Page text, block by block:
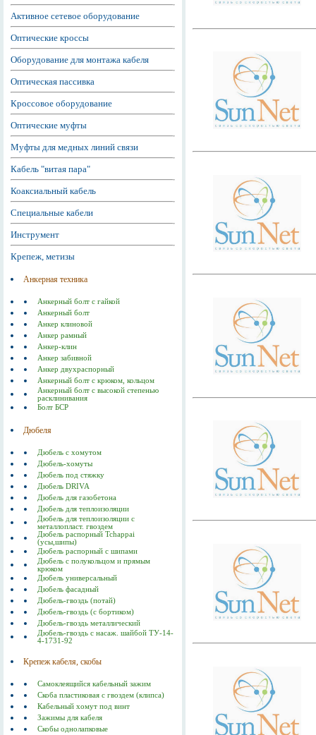
Активное сетевое оборудование
Оптические кроссы
Оборудование для монтажа кабеля
Оптическая пассивка
Кроссовое оборудование
Оптические муфты
Муфты для медных линий связи
Кабель "витая пара"
Коаксиальный кабель
Специальные кабели
Инструмент
Крепеж, метизы
Анкерная техника
Анкерный болт с гайкой
Анкерный болт
Анкер клиновой
Анкер рамный
Анкер-клин
Анкер забивной
Анкер двухраспорный
Анкерный болт с крюком, кольцом
Анкерный болт с высокой степенью
расклинивания
Болт БСР
Дюбеля
Дюбель с хомутом
Дюбель-хомуты
Дюбель под стяжку
Дюбель DRIVA
Дюбель для газобетона
Дюбель для теплоизоляции
Дюбель для теплоизоляции с
металлопласт. гвоздем
Дюбель распорный Tchappai
(усы,шипы)
Дюбель распорный с шипами
Дюбель с полукольцом и прямым
крюком
Дюбель универсальный
Дюбель фасадный
Дюбель-гвоздь (потай)
Дюбель-гвоздь (с бортиком)
Дюбель-гвоздь металлический
Дюбель-гвоздь с насаж. шайбой ТУ-14-
4-1731-92
Крепеж кабеля, скобы
Самоклеящийся кабельный зажим
Скоба пластиковая с гвоздем (клипса)
Кабельный хомут под винт
Зажимы для кабеля
Скобы однолапковые